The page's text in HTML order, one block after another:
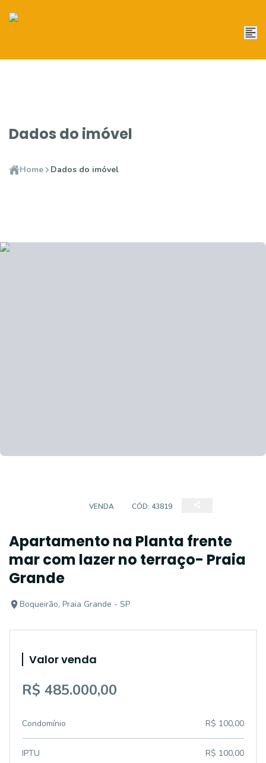
Dados do imóvel
Home Dados do imóvel
VENDA CÓD: 43819
Apartamento na Planta frente
mar com lazer no terraço- Praia
Grande
Boqueirão, Praia Grande - SP
Valor venda
R$ 485.000,00
Condomínio R$ 100,00
IPTU R$ 100,00